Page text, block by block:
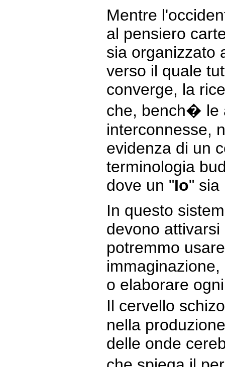
Mentre
al pensiero
sia organizzato
verso il quale
converge, la
che, bench� le
interconnesse,
evidenza di un
terminologia
dove un "Io" sia
In questo
devono
potremmo
o elaborare
Il cervello
nella
delle onde